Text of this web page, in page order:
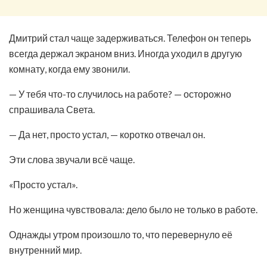
Дмитрий стал чаще задерживаться. Телефон он теперь
всегда держал экраном вниз. Иногда уходил в другую
комнату, когда ему звонили.
— У тебя что-то случилось на работе? — осторожно
спрашивала Света.
— Да нет, просто устал, — коротко отвечал он.
Эти слова звучали всё чаще.
«Просто устал».
Но женщина чувствовала: дело было не только в работе.
Однажды утром произошло то, что перевернуло её
внутренний мир.